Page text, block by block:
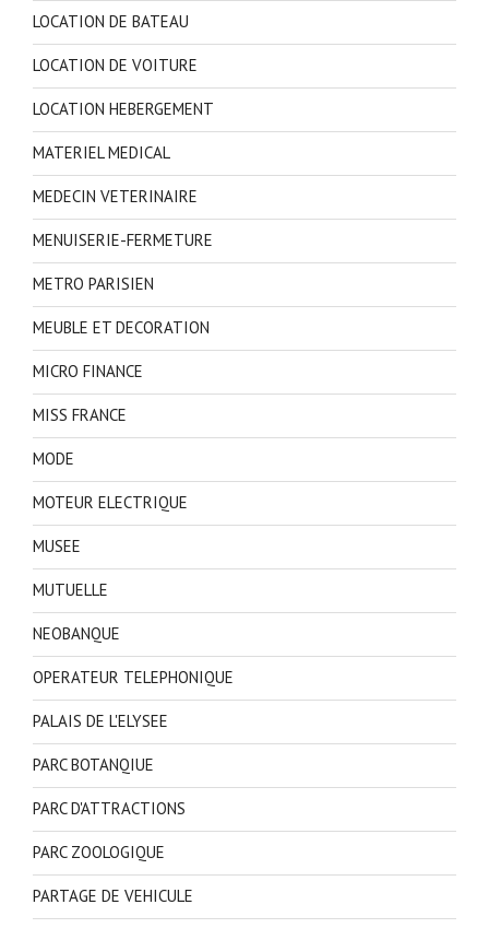
LOCATION DE BATEAU
LOCATION DE VOITURE
LOCATION HEBERGEMENT
MATERIEL MEDICAL
MEDECIN VETERINAIRE
MENUISERIE-FERMETURE
METRO PARISIEN
MEUBLE ET DECORATION
MICRO FINANCE
MISS FRANCE
MODE
MOTEUR ELECTRIQUE
MUSEE
MUTUELLE
NEOBANQUE
OPERATEUR TELEPHONIQUE
PALAIS DE L'ELYSEE
PARC BOTANQIUE
PARC D'ATTRACTIONS
PARC ZOOLOGIQUE
PARTAGE DE VEHICULE